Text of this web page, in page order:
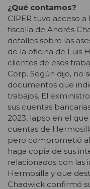
¿Qué contamos?
CIPER tuvo acceso
fiscalía de Andrés
detalles sobre las
de la oficina de Luis
clientes de esos
Corp. Según dijo, no
documentos que
trabajos. El
sus cuentas
2023, lapso en el
cuentas de
pero comprometió
haga copia de sus
relacionados con las
Hermosilla y que
Chadwick confirmó